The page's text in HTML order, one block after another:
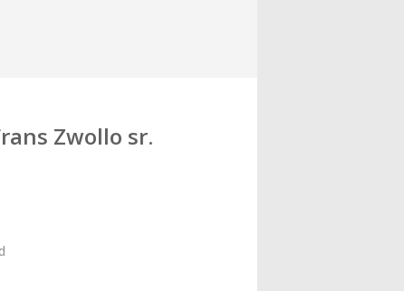
Zwollo sr.